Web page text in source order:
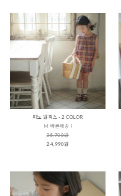
피노 원피스 - 2 COLOR
M 빠른배송 !
35,700원
24,990원